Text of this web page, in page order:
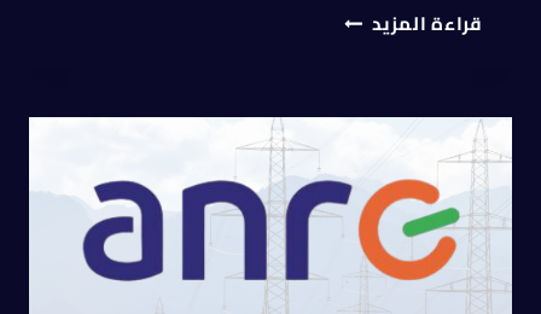
قراءة المزيد